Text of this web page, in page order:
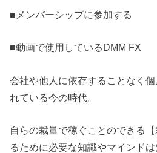
■メンバーシップに参加する
■動画で使用しているDMM FX
会社や他人に依存することなく
れている今の時代。
自らの裁量で稼ぐことのできる
るために必要な知識やマインド